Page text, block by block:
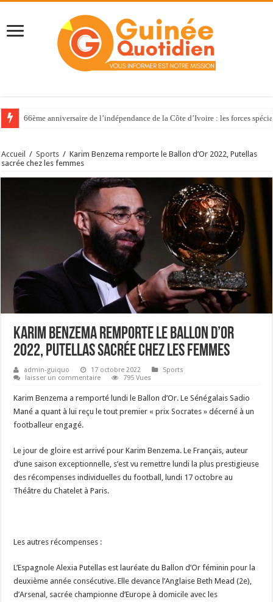
66ème anniversaire de l’indépendance de la Côte d’Ivoire : les forces
Accueil / Sports / Karim Benzema remporte le Ballon d’Or 2022, Putellas
sacrée chez les femmes
Karim Benzema remporte le Ballon d’Or
2022, Putellas sacrée chez les femmes
admin-guiquo 17 octobre 2022
Sports
laisser un commentaire
795 Vues
Karim Benzema a remporté lundi le Ballon d’Or. Le Sénégalais Sadio
Mané a quant à lui reçu le tout premier « prix Socrates » décerné à un
footballeur engagé.
Le jour de gloire est arrivé pour Karim Benzema. Le Français, auteur
d’une saison exceptionnelle, s’est vu remettre lundi la plus prestigieuse
des récompenses individuelles du football, lundi 17 octobre au
Théâtre du Chatelet à Paris.
Les autres récompenses :
L’Espagnole Alexia Putellas est lauréate du Ballon d’Or féminin pour la
deuxième année consécutive. Elle devance l’Anglaise Beth Mead (2e),
d’Arsenal, sacrée championne d’Europe à domicile avec les